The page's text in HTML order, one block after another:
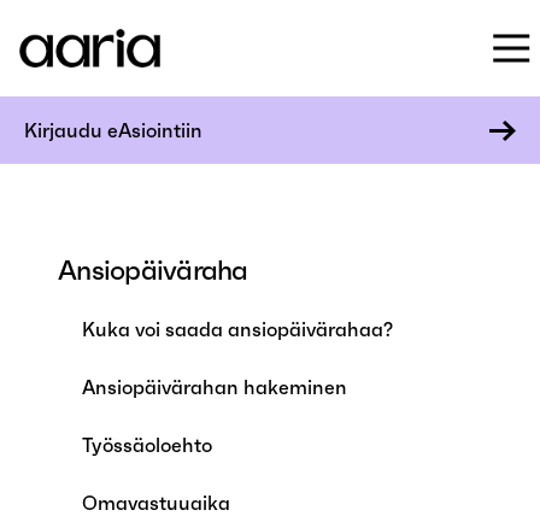
Kirjaudu eAsiointiin
Ansiopäiväraha
Kuka voi saada ansiopäivärahaa?
Ansiopäivärahan hakeminen
Työssäoloehto
Omavastuuaika